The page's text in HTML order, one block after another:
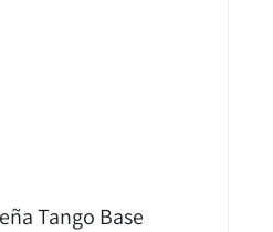
Tango Base